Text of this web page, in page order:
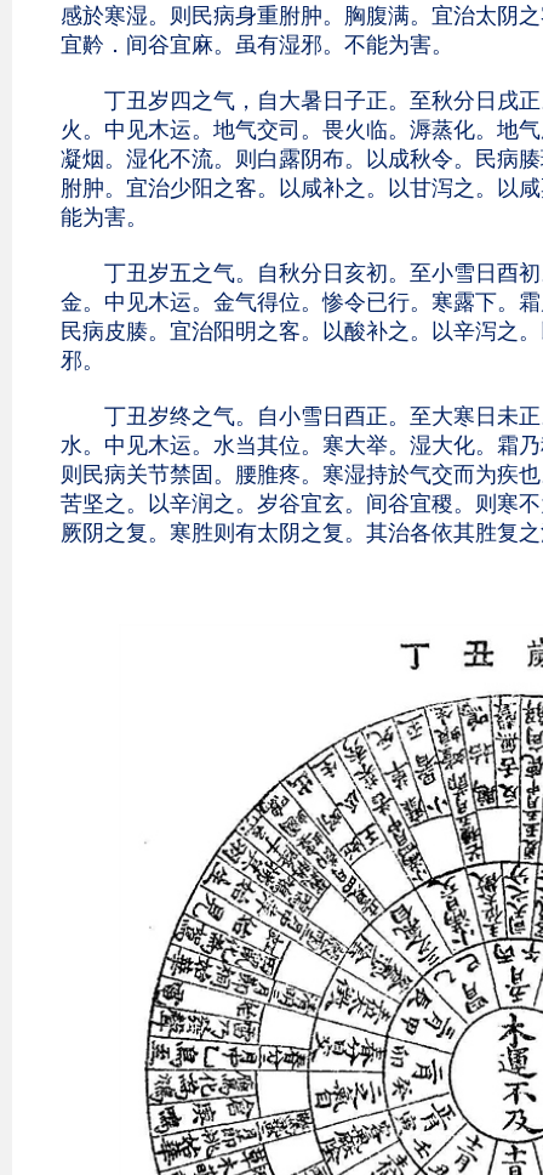
感於寒湿。则民病身重胕肿。胸腹满。宜治太阴
宜黅．间谷宜麻。虽有湿邪。不能为害。
丁丑岁四之气，自大暑日子正。至秋分日戌正
火。中见木运。地气交司。畏火临。溽蒸化。地
凝烟。湿化不流。则白露阴布。以成秋令。民病
胕肿。宜治少阳之客。以咸补之。以甘泻之。以
能为害。
丁丑岁五之气。自秋分日亥初。至小雪日酉初
金。中见木运。金气得位。惨令已行。寒露下。
民病皮腠。宜治阳明之客。以酸补之。以辛泻之
邪。
丁丑岁终之气。自小雪日酉正。至大寒日未正
水。中见木运。水当其位。寒大举。湿大化。霜
则民病关节禁固。腰脽疼。寒湿持於气交而为疾
苦坚之。以辛润之。岁谷宜玄。间谷宜稷。则寒
厥阴之复。寒胜则有太阴之复。其治各依其胜复